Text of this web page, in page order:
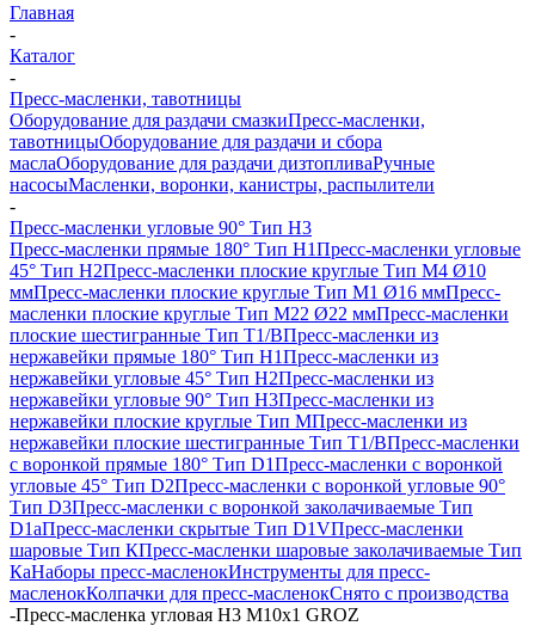
Главная
-
Каталог
-
Пресс-масленки, тавотницы
Оборудование для раздачи смазкиПресс-масленки,
тавотницыОборудование для раздачи и сбора
маслаОборудование для раздачи дизтопливаРучные
насосыМасленки, воронки, канистры, распылители
-
Пресс-масленки угловые 90° Тип H3
Пресс-масленки прямые 180° Тип H1Пресс-масленки угловые
45° Тип H2Пресс-масленки плоские круглые Тип M4 Ø10
ммПресс-масленки плоские круглые Тип M1 Ø16 ммПресс-
масленки плоские круглые Тип M22 Ø22 ммПресс-масленки
плоские шестигранные Тип T1/BПресс-масленки из
нержавейки прямые 180° Тип H1Пресс-масленки из
нержавейки угловые 45° Тип H2Пресс-масленки из
нержавейки угловые 90° Тип H3Пресс-масленки из
нержавейки плоские круглые Тип MПресс-масленки из
нержавейки плоские шестигранные Тип T1/BПресс-масленки
с воронкой прямые 180° Тип D1Пресс-масленки с воронкой
угловые 45° Тип D2Пресс-масленки с воронкой угловые 90°
Тип D3Пресс-масленки с воронкой заколачиваемые Тип
D1aПресс-масленки скрытые Тип D1VПресс-масленки
шаровые Тип КПресс-масленки шаровые заколачиваемые Тип
КaНаборы пресс-масленокИнструменты для пресс-
масленокКолпачки для пресс-масленокСнято с производства
-Пресс-масленка угловая H3 M10x1 GROZ